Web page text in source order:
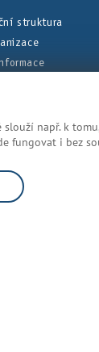
struktura
aby
např. k
fungovat i bez